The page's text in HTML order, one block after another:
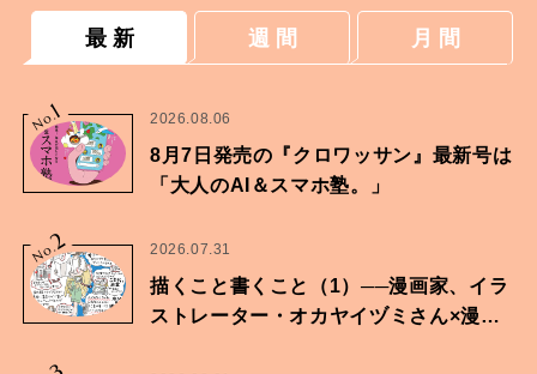
最 新 週 間 月 間
No.
1 2026.08.06
8月7日発売の『クロワッサン』最新号は
「大人のAI＆スマホ塾。」
No.2 2026.07.31
描くこと書くこと（1）──漫画家、イラ
ストレーター・オカヤイヅミさん×漫画